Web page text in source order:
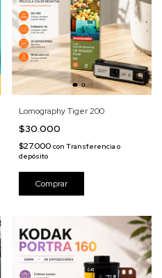
Lomography Tiger 200
$30.000
$27.000 con Transferencia o
depósito